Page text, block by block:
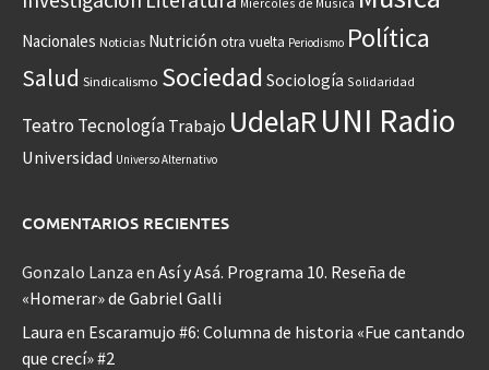
Nacionales Noticias Nutrición otra vuelta Periodismo Política
Salud Sindicalismo Sociedad Sociología Solidaridad
Teatro Tecnología Trabajo UdelaRUNI Radio
Universidad Universo Alternativo
COMENTARIOS RECIENTES
Gonzalo Lanza en Así y Asá. Programa 10. Reseña de
«Homerar» de Gabriel Galli
Laura en Escaramujo #6: Columna de historia «Fue cantando
que crecí» #2